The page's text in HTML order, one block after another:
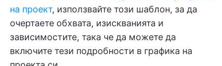
на проект, използвайте този шаблон, за да
очертаете обхвата, изискванията и
зависимостите, така че да можете да
включите тези подробности в графика на